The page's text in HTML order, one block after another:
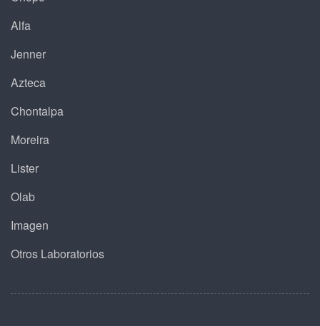
Alfa
Jenner
Azteca
Chontalpa
Moreira
Lister
Olab
Imagen
Otros Laboratorios